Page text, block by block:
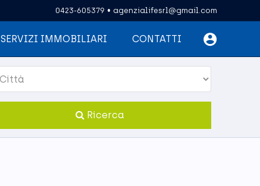
0423-605379 • agenzialifesrl@gmail.com
SERVIZI IMMOBILIARI CONTATTI
Ricerca